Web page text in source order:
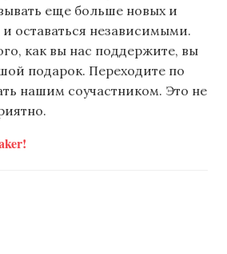
еще больше новых и
оставаться независимыми.
как вы нас поддержите, вы
подарок. Переходите по
нашим соучастником. Это не